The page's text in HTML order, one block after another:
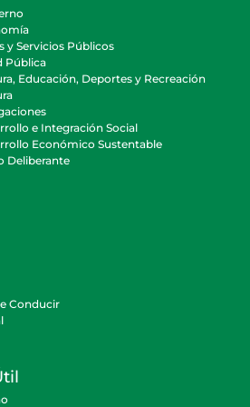
y Servicios Públicos
Pública
Educación, Deportes y Recreación
e Integración Social
Económico Sustentable
Deliberante
Conducir